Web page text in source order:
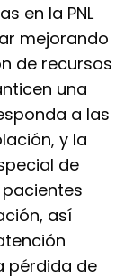
en la PNL
mejorando
de recursos
una
a las
y la
de
así
pérdida de